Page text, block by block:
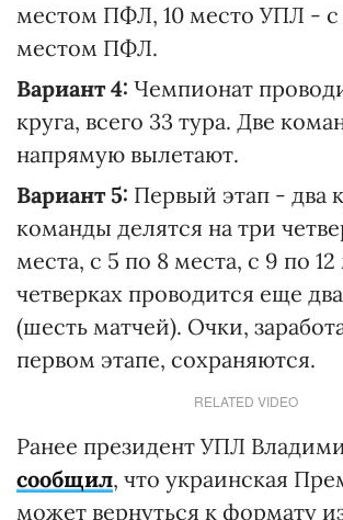
местом ПФЛ, 10 место УПЛ - с
местом ПФЛ.
Вариант 4: Чемпионат
круга, всего 33 тура. Две
напрямую вылетают.
Вариант 5: Первый этап - два
команды делятся на три
места, с 5 по 8 места, с 9 по
четверках проводится еще
(шесть матчей). Очки,
первом этапе, сохраняются.
RELATED VIDEO
Ранее президент УПЛ
сообщил, что украинская
может вернуться к формату